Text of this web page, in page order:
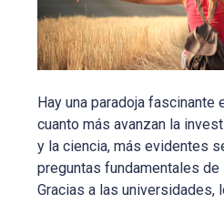
Hay una paradoja fascinante
cuanto más avanzan la
y la ciencia, más evidentes
preguntas fundamentales de
Gracias a las universidades,